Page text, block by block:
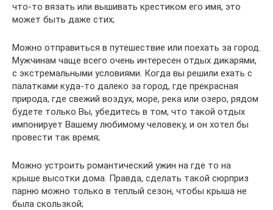
что-то вязать или вышивать крестиком его имя, это
может быть даже стих;
Можно отправиться в путешествие или поехать за город.
Мужчинам чаще всего очень интересен отдых дикарями,
с экстремальными условиями. Когда вы решили ехать с
палатками куда-то далеко за город, где прекрасная
природа, где свежий воздух, море, река или озеро, рядом
будете только Вы, убедитесь в том, что такой отдых
импонирует Вашему любимому человеку, и он хотел бы
провести так время;
Можно устроить романтический ужин на где то на
крыше высотки дома. Правда, сделать такой сюрприз
парню можно только в теплый сезон, чтобы крыша не
была скользкой;